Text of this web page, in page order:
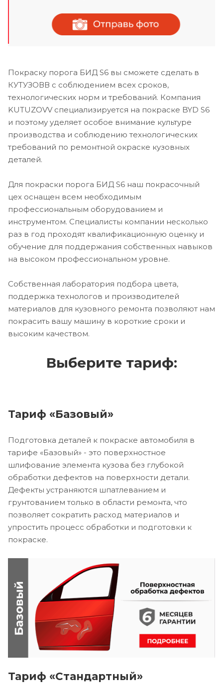
Покраску порога БИД S6 вы сможете сделать в
КУТУЗОВВ с соблюдением всех сроков,
технологических норм и требований. Компания
KUTUZOVV специализируется на покраске BYD S6
и поэтому уделяет особое внимание культуре
производства и соблюдению технологических
требований по ремонтной окраске кузовных
деталей.
Для покраски порога БИД S6 наш покрасочный
цех оснащен всем необходимым
профессиональным оборудованием и
инструментом. Специалисты компании несколько
раз в год проходят квалификационную оценку и
обучение для поддержания собственных навыков
на высоком профессиональном уровне.
Собственная лаборатория подбора цвета,
поддержка технологов и производителей
материалов для кузовного ремонта позволяют нам
покрасить вашу машину в короткие сроки и
высоким качеством.
Выберите тариф:
Тариф «Базовый»
Подготовка деталей к покраске автомобиля в
тарифе «Базовый» - это поверхностное
шлифование элемента кузова без глубокой
обработки дефектов на поверхности детали.
Дефекты устраняются шпатлеванием и
грунтованием только в области ремонта, что
позволяет сократить расход материалов и
упростить процесс обработки и подготовки к
покраске.
Тариф «Стандартный»